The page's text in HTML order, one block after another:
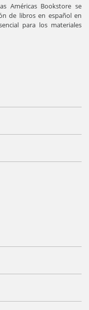
Américas Bookstore se
de libros en español en
para los materiales